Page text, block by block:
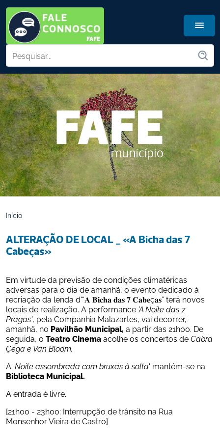
Início
ALTERAÇÃO DE LOCAL _ «A Bicha das 7
Cabeças»
Em virtude da previsão de condições climatéricas
adversas para o dia de amanhã, o evento dedicado à
recriação da lenda d'“𝐀 𝐁𝐢𝐜𝐡𝐚 𝐝𝐚𝐬 𝟕 𝐂𝐚𝐛𝐞ç𝐚𝐬” terá novos
locais de realização. A performance 'A Noite das 7
Pragas', pela Companhia Malazartes, vai decorrer,
amanhã, no Pavilhão Municipal, a partir das 21h00. De
seguida, o Teatro Cinema acolhe os concertos de Cabra
Çega e Van Bloom.
A 'Noite assombrada com bruxas à solta
Biblioteca Municipal.
A entrada é livre.
[21h00 - 23h00: Interrupção de trânsito na Rua
Monsenhor Vieira de Castro]